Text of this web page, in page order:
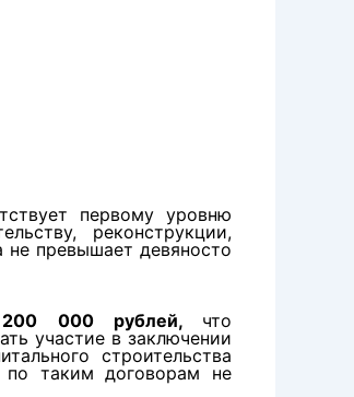
первому уровню
реконструкции,
не превышает девяносто
200 000 рублей, что
участие в заключении
строительства
по таким договорам не